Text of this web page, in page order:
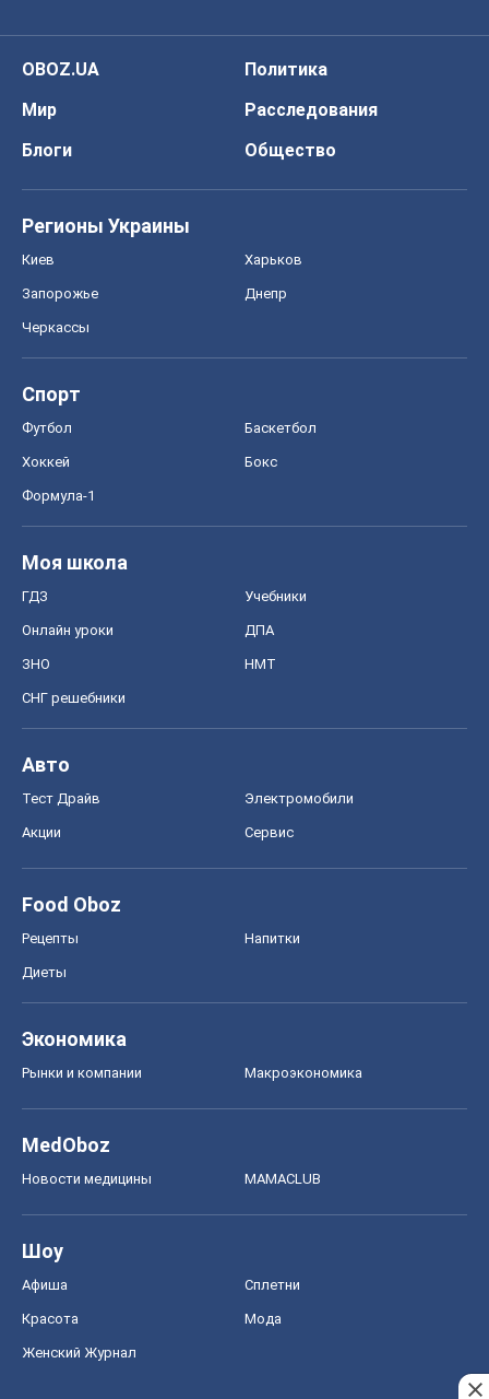
OBOZ.UA
Политика
Мир
Расследования
Блоги
Общество
Регионы Украины
Киев Харьков
Запорожье Днепр
Черкассы
Спорт
Футбол Баскетбол
Хоккей Бокс
Формула-1
Моя школа
ГДЗ Учебники
Онлайн уроки ДПА
ЗНО НМТ
СНГ решебники
Авто
Тест Драйв Электромобили
Акции Сервис
Food Oboz
Рецепты Напитки
Диеты
Экономика
Рынки и компании Mакроэкономика
MedOboz
Новости медицины MAMACLUB
Шоу
Афиша Сплетни
Красота Мода
Женский Журнал